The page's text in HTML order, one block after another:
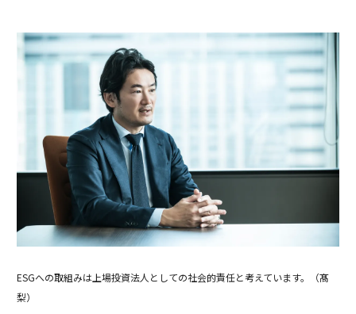
ESGへの取組みは上場投資法人としての社会的責任と考えています。（髙
梨）